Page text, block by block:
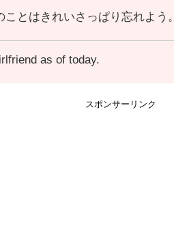
ことはきれいさっぱり忘れよう。
as of today.
スポンサーリンク